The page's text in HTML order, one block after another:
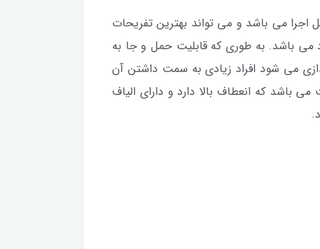
می باشد و می تواند بهترین تفریحات
می باشد. به طوری که قابلیت حمل و جا به
می شود افراد زیادی به سمت داشتن آن
که انعطاف بالا دارد و دارای الیاف